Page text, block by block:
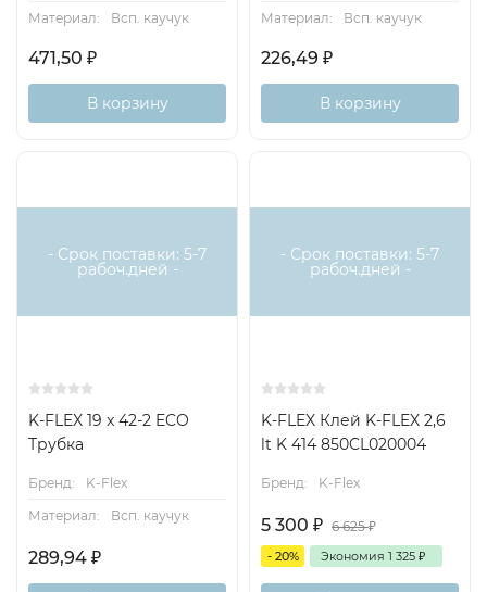
Материал:
Всп. каучук
471,50 ₽
В корзину
Материал:
Всп. каучук
226,49 ₽
В корзину
- Срок поставки: 5-7
рабоч.дней -
K-FLEX 19 x 42-2 ECO
Трубка
Бренд:
K-Flex
Материал:
Всп. каучук
289,94 ₽
- Срок поставки: 5-7
рабоч.дней -
K-FLEX Клей K-FLEX 2,6
lt K 414 850CL020004
Бренд: K-Flex
5 300 ₽ 6 625₽
- 20% Экономия 1 325 ₽